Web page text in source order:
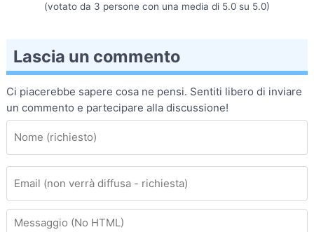
(votato da 3 persone con una media di 5.0 su 5.0)
Lascia un commento
Ci piacerebbe sapere cosa ne pensi. Sentiti libero di inviare
un commento e partecipare alla discussione!